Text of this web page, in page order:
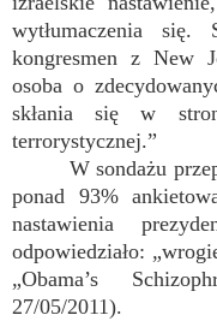
wytłumaczenia się.
kongresmen z New
osoba o
skłania się w
terrorystycznej.”
W sondażu
ponad 93%
nastawienia
odpowiedziało:
„Obama’s
27/05/2011).